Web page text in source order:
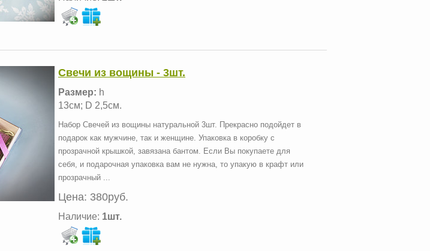
Свечи из вощины - 3шт.
Размер: h
13см; D 2,5см.
Набор Свечей из вощины натуральной 3шт. Прекрасно подойдет в
подарок как мужчине, так и женщине. Упаковка в коробку с
прозрачной крышкой, завязана бантом. Если Вы покупаете для
себя, и подарочная упаковка вам не нужна, то упакую в крафт или
прозрачный ...
Цена: 380руб.
Наличие: 1шт.